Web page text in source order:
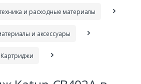
и расходные материалы
и аксессуары
Картриджи